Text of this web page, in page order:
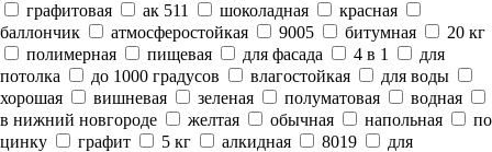
графитовая
ак 511 шоколадная
красная
баллончик
атмосферостойкая 9005 битумная
20 кг
полимерная
пищевая для фасада 4 в 1
для
потолка
до 1000 градусов влагостойкая
для воды
хорошая
вишневая зеленая полуматовая
водная
в нижний новгороде
желтая обычная напольная
по
цинку
графит 5 кг алкидная 8019
для